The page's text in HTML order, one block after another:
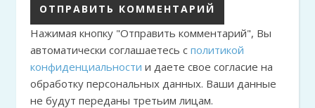
Нажимая кнопку "Отправить комментарий", Вы
автоматически соглашаетесь с политикой
конфиденциальности и даете свое согласие на
обработку персональных данных. Ваши данные
не будут переданы третьим лицам.